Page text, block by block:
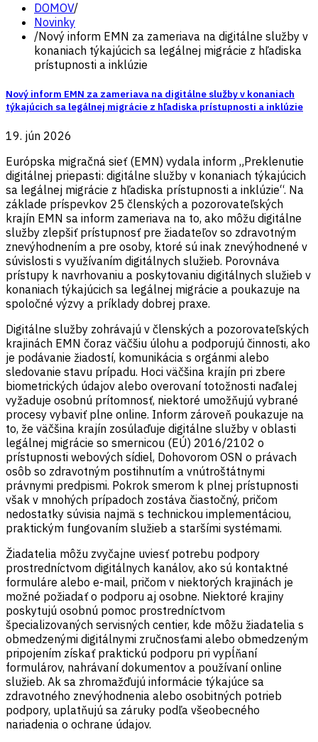
DOMOV/
Novinky
/Nový inform EMN za zameriava na digitálne služby v
konaniach týkajúcich sa legálnej migrácie z hľadiska
prístupnosti a inklúzie
Nový inform EMN za zameriava na digitálne služby v konaniach
týkajúcich sa legálnej migrácie z hľadiska prístupnosti a inklúzie
19. jún 2026
Európska migračná sieť (EMN) vydala inform „Preklenutie
digitálnej priepasti: digitálne služby v konaniach týkajúcich
sa legálnej migrácie z hľadiska prístupnosti a inklúzie“. Na
základe príspevkov 25 členských a pozorovateľských
krajín EMN sa inform zameriava na to, ako môžu digitálne
služby zlepšiť prístupnosť pre žiadateľov so zdravotným
znevýhodnením a pre osoby, ktoré sú inak znevýhodnené v
súvislosti s využívaním digitálnych služieb. Porovnáva
prístupy k navrhovaniu a poskytovaniu digitálnych služieb v
konaniach týkajúcich sa legálnej migrácie a poukazuje na
spoločné výzvy a príklady dobrej praxe.
Digitálne služby zohrávajú v členských a pozorovateľských
krajinách EMN čoraz väčšiu úlohu a podporujú činnosti, ako
je podávanie žiadostí, komunikácia s orgánmi alebo
sledovanie stavu prípadu. Hoci väčšina krajín pri zbere
biometrických údajov alebo overovaní totožnosti naďalej
vyžaduje osobnú prítomnosť, niektoré umožňujú vybrané
procesy vybaviť plne online. Inform zároveň poukazuje na
to, že väčšina krajín zosúlaďuje digitálne služby v oblasti
legálnej migrácie so smernicou (EÚ) 2016/2102 o
prístupnosti webových sídiel, Dohovorom OSN o právach
osôb so zdravotným postihnutím a vnútroštátnymi
právnymi predpismi. Pokrok smerom k plnej prístupnosti
však v mnohých prípadoch zostáva čiastočný, pričom
nedostatky súvisia najmä s technickou implementáciou,
praktickým fungovaním služieb a staršími systémami.
Žiadatelia môžu zvyčajne uviesť potrebu podpory
prostredníctvom digitálnych kanálov, ako sú kontaktné
formuláre alebo e-mail, pričom v niektorých krajinách je
možné požiadať o podporu aj osobne. Niektoré krajiny
poskytujú osobnú pomoc prostredníctvom
špecializovaných servisných centier, kde môžu žiadatelia s
obmedzenými digitálnymi zručnosťami alebo obmedzeným
pripojením získať praktickú podporu pri vypĺňaní
formulárov, nahrávaní dokumentov a používaní online
služieb. Ak sa zhromažďujú informácie týkajúce sa
zdravotného znevýhodnenia alebo osobitných potrieb
podpory, uplatňujú sa záruky podľa všeobecného
nariadenia o ochrane údajov.